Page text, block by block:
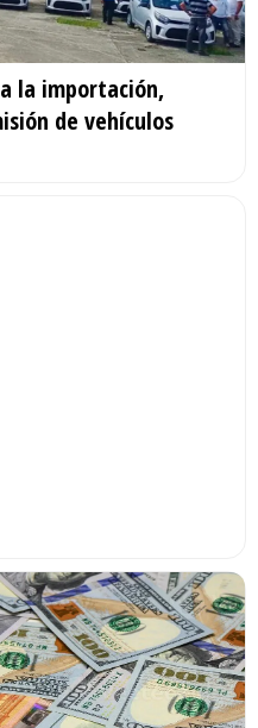
la importación,
de vehículos